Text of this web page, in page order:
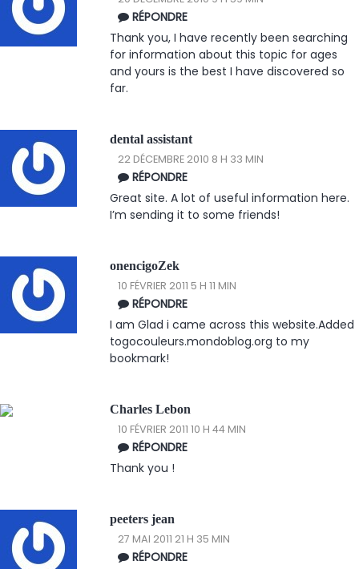
RÉPONDRE
Thank you, I have recently been searching
for information about this topic for ages
and yours is the best I have discovered so
far.
dental assistant
22 DÉCEMBRE 2010 8 H 33 MIN
RÉPONDRE
Great site. A lot of useful information here.
I’m sending it to some friends!
onencigoZek
10 FÉVRIER 2011 5 H 11 MIN
RÉPONDRE
I am Glad i came across this website.Added
togocouleurs.mondoblog.org to my
bookmark!
Charles Lebon
10 FÉVRIER 2011 10 H 44 MIN
RÉPONDRE
Thank you !
peeters jean
27 MAI 2011 21 H 35 MIN
RÉPONDRE